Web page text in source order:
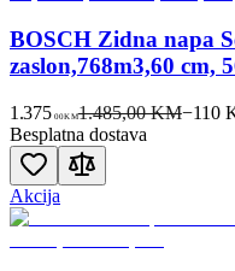
BOSCH Zidna napa
zaslon,768m3,60 cm,
1.375 00KM1.485,00 KM−110
Besplatna dostava
Akcija